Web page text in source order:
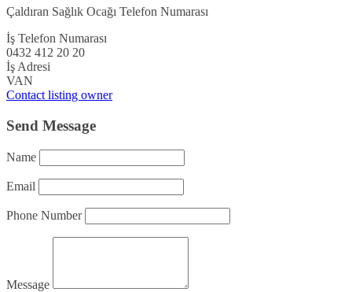
Çaldıran Sağlık Ocağı Telefon Numarası
İş Telefon Numarası
0432 412 20 20
İş Adresi
VAN
Contact listing owner
Send Message
Name
Email
Phone Number
Message